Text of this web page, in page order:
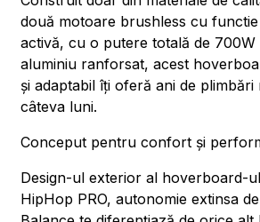
două motoare brushless cu
activă, cu o putere totală de 700W
aluminiu ranforsat, acest
și adaptabil îți oferă ani de
câteva luni.
Conceput pentru confort și
Design-ul exterior al hoverboard-
HipHop PRO, autonomie extinsa